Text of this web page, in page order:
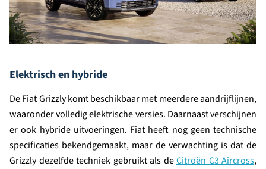
Elektrisch en hybride
De Fiat Grizzly komt beschikbaar met meerdere aandrijflijnen,
waaronder volledig elektrische versies. Daarnaast verschijnen
er ook hybride uitvoeringen. Fiat heeft nog geen technische
specificaties bekendgemaakt, maar de verwachting is dat de
Grizzly dezelfde techniek gebruikt als deCitroën C3 Aircross,